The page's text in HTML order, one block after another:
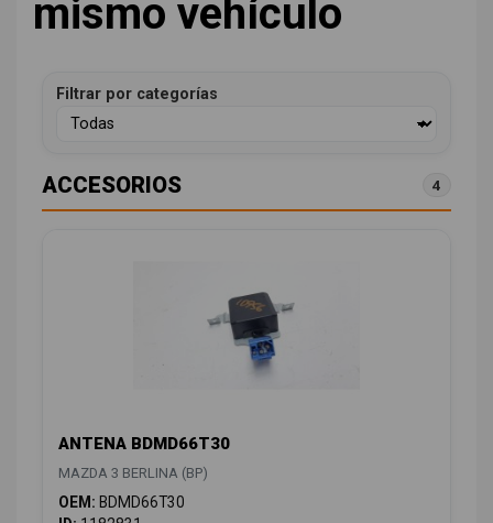
mismo vehículo
Filtrar por categorías
ACCESORIOS 4
ANTENA BDMD66T30
MAZDA 3 BERLINA (BP)
OEM: BDMD66T30